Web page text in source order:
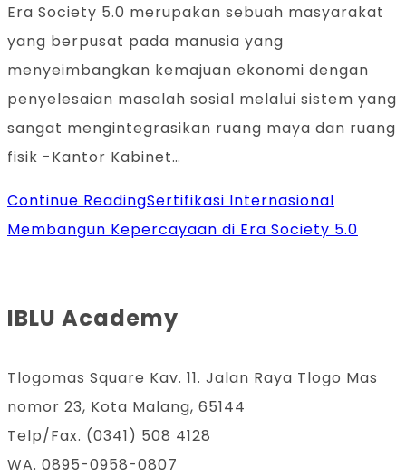
Era Society 5.0 merupakan sebuah masyarakat
yang berpusat pada manusia yang
menyeimbangkan kemajuan ekonomi dengan
penyelesaian masalah sosial melalui sistem yang
sangat mengintegrasikan ruang maya dan ruang
fisik -Kantor Kabinet…
Continue ReadingSertifikasi Internasional
Membangun Kepercayaan di Era Society 5.0
IBLU Academy
Tlogomas Square Kav. 11. Jalan Raya Tlogo Mas
nomor 23, Kota Malang, 65144
Telp/Fax. (0341) 508 4128
WA. 0895-0958-0807